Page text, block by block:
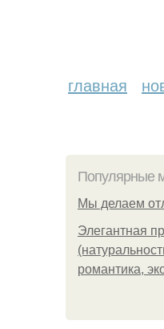
главная
Популярные
Мы делаем
Элегантная
романтика,